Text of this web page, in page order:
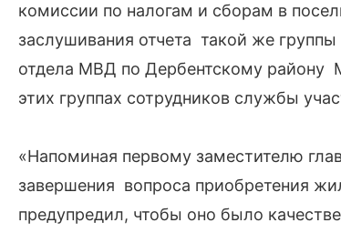
комиссии по налогам и сборам в
заслушивания отчета такой же
отдела МВД по Дербентскому району
этих группах сотрудников службы
«Напоминая первому заместителю
завершения вопроса приобретения
предупредил, чтобы оно было